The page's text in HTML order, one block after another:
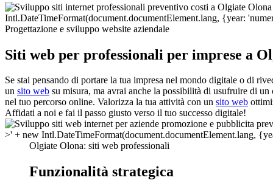
Progettazione e sviluppo website aziendale
Siti web per professionali per imprese a
Se stai pensando di portare la tua impresa nel mondo digitale o di
un sito web su misura, ma avrai anche la possibilità di usufruire di
nel tuo percorso online. Valorizza la tua attività con un sito web
Affidati a noi e fai il passo giusto verso il tuo successo digitale!
Olgiate Olona: siti web professionali
Funzionalità strategica